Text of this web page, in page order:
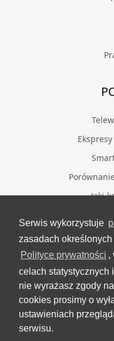
Serwis wykorzystuje
zasadach określonych
Polityce prywatności ,
celach statystycznych
nie wyrażasz zgody
cookies prosimy o
ustawieniach
serwisu.
Jaki
BĄDŹ
Grupa